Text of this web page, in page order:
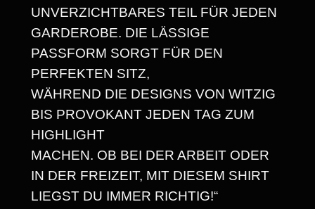
€
–
D
A
S
L
E
B
E
N
I
UNVERZICHTBARES TEIL FÜR JEDEN
GARDEROBE. DIE LÄSSIGE
PASSFORM SORGT FÜR DEN
PERFEKTEN SITZ,
WÄHREND DIE DESIGNS VON WITZIG
BIS PROVOKANT JEDEN TAG ZUM
HIGHLIGHT
MACHEN. OB BEI DER ARBEIT ODER
IN DER FREIZEIT, MIT DIESEM SHIRT
LIEGST DU IMMER RICHTIG!“